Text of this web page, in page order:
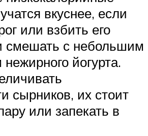
вкуснее, если
или взбить его
смешать с небольшим
йогурта.
сырников, их стоит
или запекать в